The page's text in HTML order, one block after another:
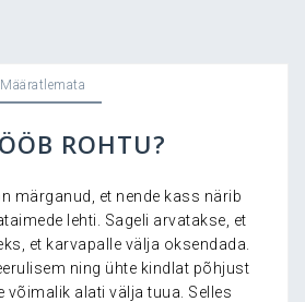
Määratlemata
ROHTU?
märganud, et nende kass närib
lehti. Sageli arvatakse, et
et karvapalle välja oksendada.
ning ühte kindlat põhjust
alati välja tuua. Selles